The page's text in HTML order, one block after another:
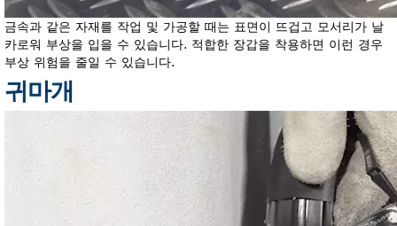
금속과 같은 자재를 작업 및 가공할 때는 표면이 뜨겁고 모서리가 날
카로워 부상을 입을 수 있습니다. 적합한 장갑을 착용하면 이런 경우
부상 위험을 줄일 수 있습니다.
귀마개